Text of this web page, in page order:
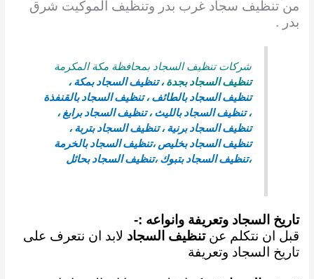
من تنظيف سجاد غرب بدر وتنظيف الموكيت شرق
بدر .
شركات تنظيف السجاد بمحافظة مكة المكرمة
تنظيف السجاد بجدة،تنظيف السجاد بمكة،
تنظيف السجاد بالطائف،تنظيف السجاد بالقنفذة
،تنظيف السجاد بالليث،تنظيف السجاد برابغ،
تنظيف السجاد برنية،تنظيف السجاد بتربة،
تنظيف السجاد بخليص،تنظيف السجاد بالخرمة
،تنظيف السجاد بتبوك،تنظيف السجاد بحائل
تاريخ السجاد وتعريفة وانواعه :-
قبل ان نتكلم عنتنظيف السجاد لابد ان نتعرف على
تاريخ السجاد وتعريفة